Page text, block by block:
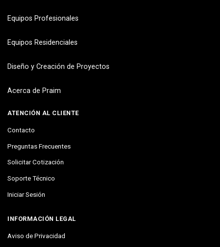
Equipos Profesionales
Equipos Residenciales
Diseño y Creación de Proyectos
Acerca de Praim
ATENCIÓN AL CLIENTE
Contacto
Preguntas Frecuentes
Solicitar Cotización
Soporte Técnico
Iniciar Sesión
INFORMACIÓN LEGAL
Aviso de Privacidad